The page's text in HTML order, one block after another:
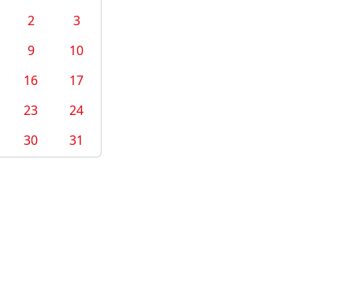
2
3
9
10
16
17
23
24
30 31